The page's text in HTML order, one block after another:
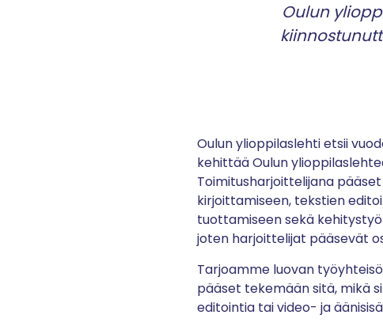
Oulun
Oulun ylioppilaslehti etsii
kehittää Oulun
Toimitusharjoittelijana
kirjoittamiseen, tekstien
tuottamiseen sekä
joten harjoittelijat pääsevät
Tarjoamme luovan
pääset tekemään sitä, mikä
editointia tai video- ja